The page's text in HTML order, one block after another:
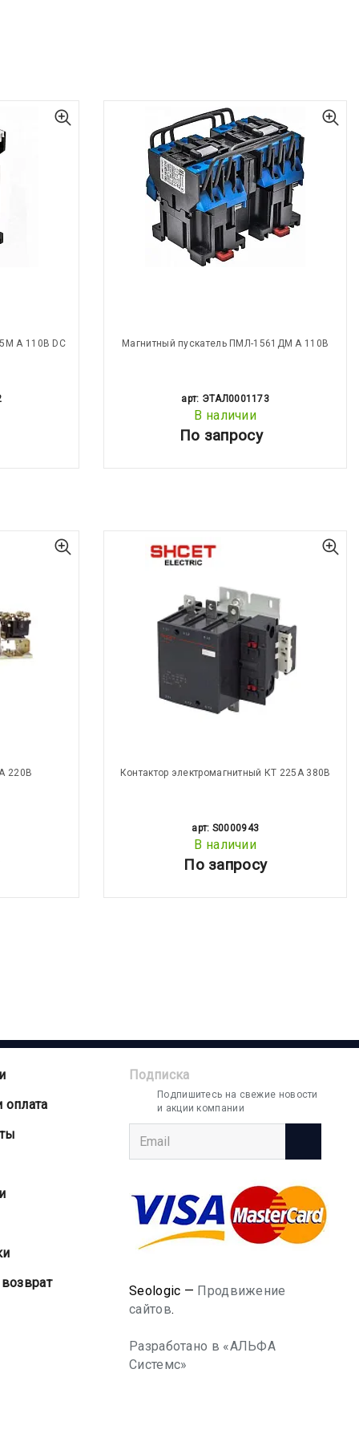
А 110В DC Магнитный пускатель ПМЛ-1561ДМ А 110В
арт: ЭТАЛ0001173
В наличии
По запросу
220В Контактор электромагнитный КТ 225А 380В
арт: S0000943
В наличии
По запросу
Подписка
Подпишитесь на свежие новости
и акции компании
Seologic — Продвижение
сайтов.
Разработано в «АЛЬФА
Системс»
оплата